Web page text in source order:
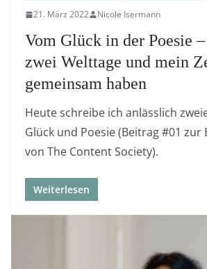
21. März 2022 Nicole Isermann
Vom Glück in der Poesie
zwei Welttage und mein
gemeinsam haben
Heute schreibe ich anlässlich
Glück und Poesie (Beitrag #01 zur
von The Content Society).
Weiterlesen